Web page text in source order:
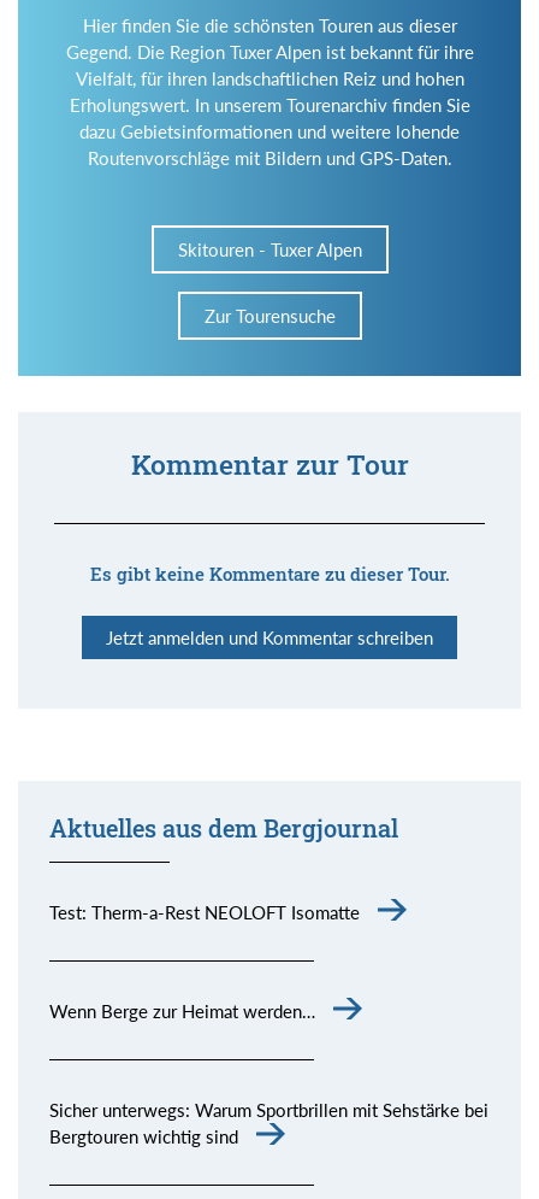
Hier finden Sie die schönsten Touren aus dieser
Gegend. Die Region Tuxer Alpen ist bekannt für ihre
Vielfalt, für ihren landschaftlichen Reiz und hohen
Erholungswert. In unserem Tourenarchiv finden Sie
dazu Gebietsinformationen und weitere lohende
Routenvorschläge mit Bildern und GPS-Daten.
Skitouren - Tuxer Alpen
Zur Tourensuche
Kommentar zur Tour
Es gibt keine Kommentare zu dieser Tour.
Jetzt anmelden und Kommentar schreiben
Aktuelles aus dem Bergjournal
Test: Therm-a-Rest NEOLOFT Isomatte
Wenn Berge zur Heimat werden…
Sicher unterwegs: Warum Sportbrillen mit Sehstärke bei
Bergtouren wichtig sind